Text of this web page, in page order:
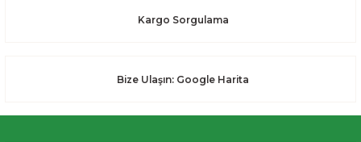
Kargo Sorgulama
Bize Ulaşın: Google Harita